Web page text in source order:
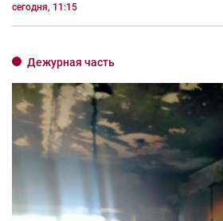
сегодня, 11:15
Дежурная часть